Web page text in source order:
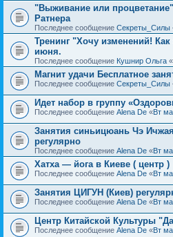
"Выживание или
Ратнера
Последнее сообщение Секреты_Силы
Тренинг "Хочу изменений!
июня.
Последнее сообщение Кушнир Ольга «
Магнит удачи Бесплатное
Последнее сообщение Секреты_Силы
Идет набор в группу
Последнее сообщение Alena De «Вт
Занятия синьицюань Чэ
регулярно
Последнее сообщение Alena De «Вт
Хатха — йога в Киеве ( центр )
Последнее сообщение Alena De «Вт
Занятия ЦИГУН (Киев)
Последнее сообщение Alena De «Вт
Центр Китайской Культуры
Последнее сообщение Alena De «Вт